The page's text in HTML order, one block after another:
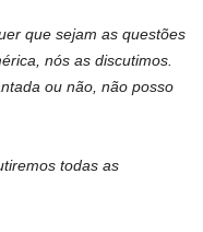
que sejam as questões
nós as discutimos.
ou não, não posso
todas as